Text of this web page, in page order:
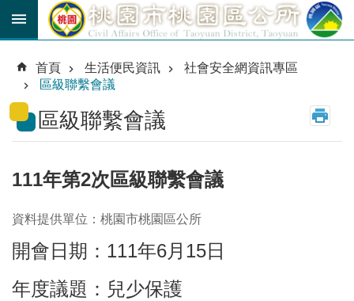
跳到主要內容區塊
育
公
車
線
民
進
階
首頁 生活便民資訊
社會安全網資訊專區
區級聯繫會議
區級聯繫會議
111年第2次區級聯繫會議
資料提供單位：桃園市桃園區公所
開會日期：111年6月15日
年度議題：兒少保護